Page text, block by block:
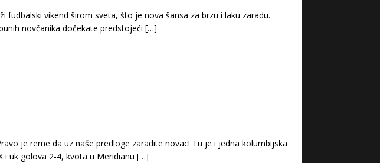
fudbalski vikend širom sveta, što je nova šansa za brzu i laku zaradu.
novčanika dočekate predstojeći […]
je reme da uz naše predloge zaradite novac! Tu je i jedna kolumbijska
uk golova 2-4, kvota u Meridianu […]